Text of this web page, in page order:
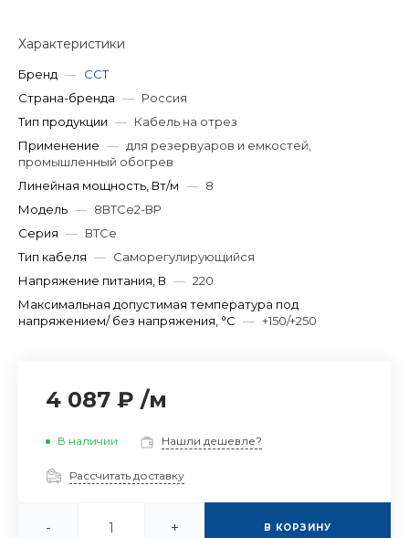
Характеристики
Бренд — ССТ
Страна-бренда — Россия
Тип продукции — Кабель на отрез
Применение — для резервуаров и емкостей,
промышленный обогрев
Линейная мощность, Вт/м — 8
Модель — 8ВТСе2-ВР
Серия — ВТСе
Тип кабеля — Саморегулирующийся
Напряжение питания, В — 220
Максимальная допустимая температура под
напряжением/ без напряжения, °C — +150/+250
4 087 ₽ /м
В наличии Нашли дешевле?
Рассчитать доставку
- + В КОРЗИНУ